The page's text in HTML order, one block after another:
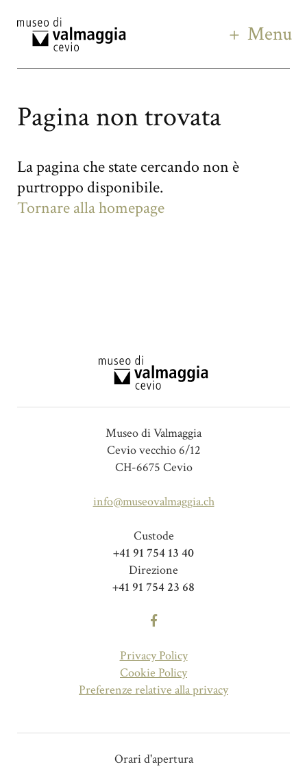
Menu
Pagina non trovata
La pagina che state cercando non è
purtroppo disponibile.
Tornare alla homepage
Museo di Valmaggia
Cevio vecchio 6/12
CH-6675 Cevio
info@museovalmaggia.ch
Custode
+41 91 754 13 40
Direzione
+41 91 754 23 68
Privacy Policy
Cookie Policy
Preferenze relative alla privacy
Orari d'apertura